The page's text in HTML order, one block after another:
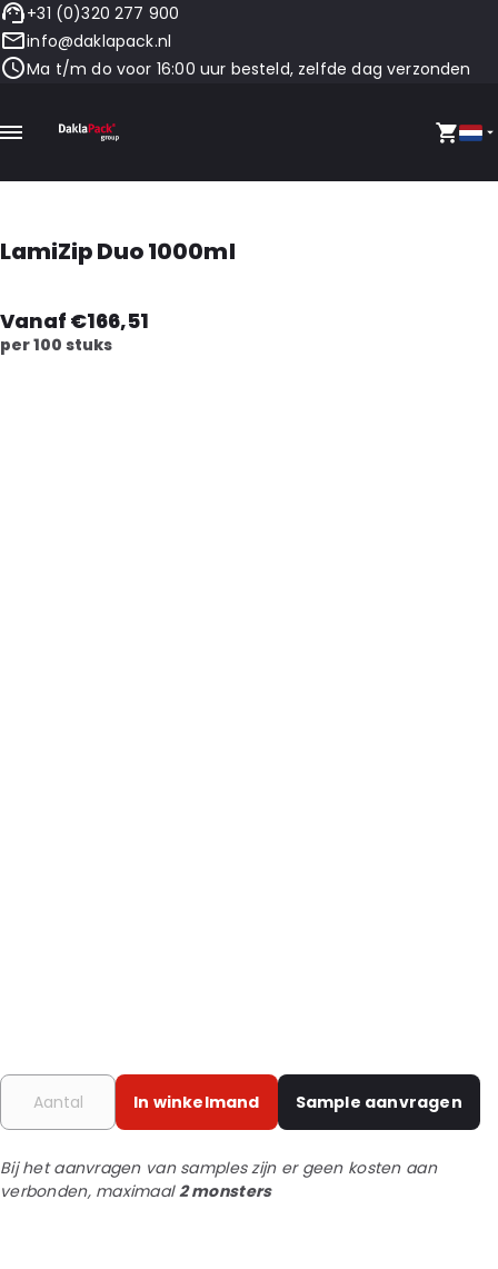
+31 (0)320 277 900
info@daklapack.nl
Ma t/m do voor 16:00 uur besteld, zelfde dag verzonden
LamiZip Duo 1000ml
Vanaf €166,51
per 100 stuks
In winkelmand Sample aanvragen
Bij het aanvragen van samples zijn er geen kosten aan
verbonden, maximaal2 monsters